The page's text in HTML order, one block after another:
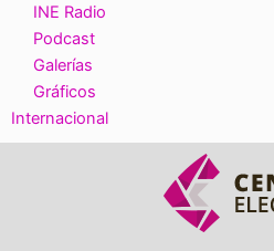
INE Radio
Podcast
Galerías
Gráficos
Internacional